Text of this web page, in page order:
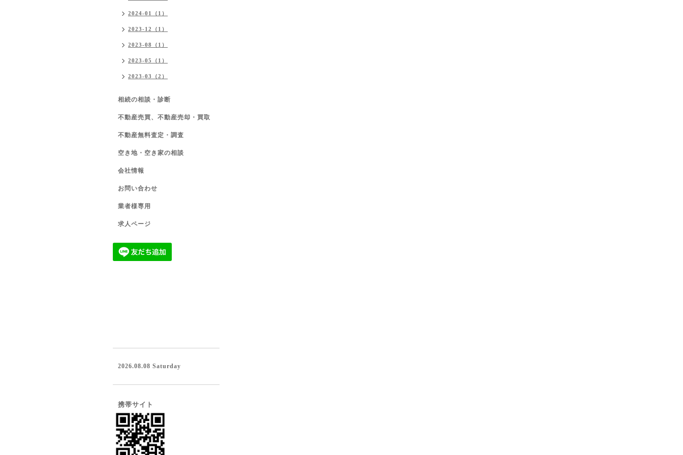
2024-01（1）
2023-12（1）
2023-08（1）
2023-05（1）
2023-03（2）
相続の相談・診断
不動産売買、不動産売却・買取
不動産無料査定・調査
空き地・空き家の相談
会社情報
お問い合わせ
業者様専用
求人ページ
2026.08.08 Saturday
携帯サイト